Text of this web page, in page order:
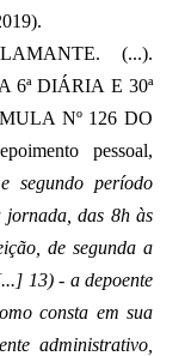
(...).
6ª DIÁRIA E 30ª
Nº 126 DO
pessoal,
período
jornada, das 8h às
de segunda a
13) - a depoente
consta em sua
administrativo,